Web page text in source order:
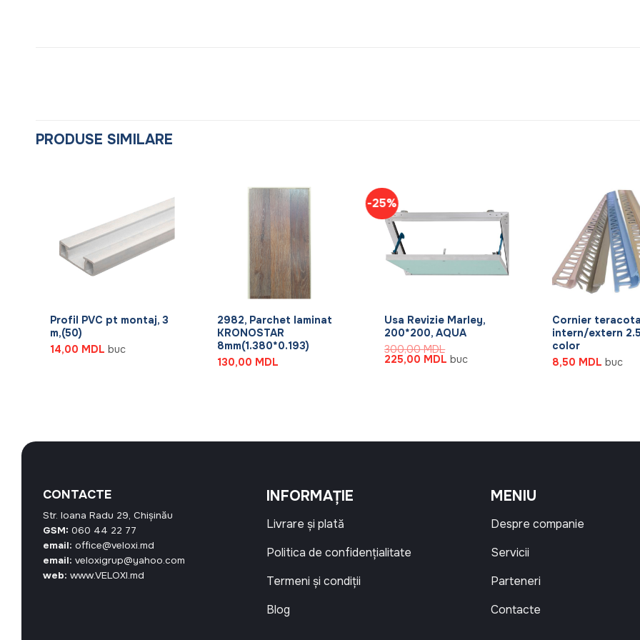
PRODUSE SIMILARE
Profil PVC pt montaj, 3
m,(50)
14,00 MDL buc
2982, Parchet laminat
KRONOSTAR
8mm(1.380*0.193)
130,00 MDL
-25%
Usa Revizie Marley,
200*200, AQUA
300,00MDL
Prețul
inițial
225,00 MDL Prețul
buc
+
Cornier
intern/extern
color
8,50 MDL buc
CONTACTE
Str. Ioana Radu 29, Chișinău
GSM: 060 44 22 77
email: office@veloxi.md
email: veloxigrup@yahoo.com
web: www.VELOXI.md
INFORMAȚIE
Livrare și plată
Politica de confidențialitate
Termeni și condiții
Blog
MENIU
Despre companie
Servicii
Parteneri
Contacte